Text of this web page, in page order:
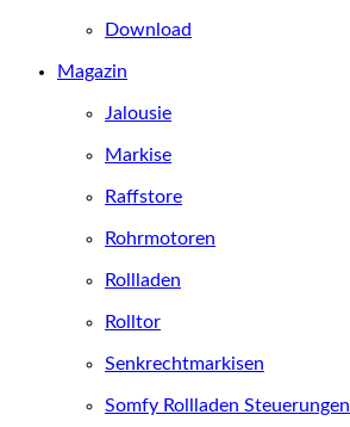
Download
Magazin
Jalousie
Markise
Raffstore
Rohrmotoren
Rollladen
Rolltor
Senkrechtmarkisen
Somfy Rollladen Steuerungen